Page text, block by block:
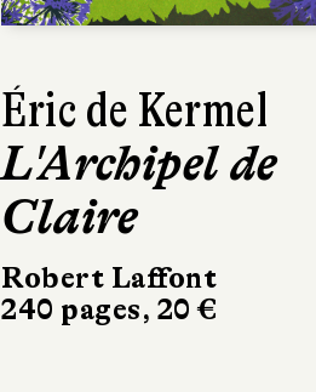
Claudie Gallay
Les Jardins de
Torcello
Actes Sud
416 pages, 23 €